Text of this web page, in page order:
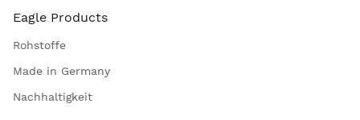
Eagle Products
Rohstoffe
Made in Germany
Nachhaltigkeit